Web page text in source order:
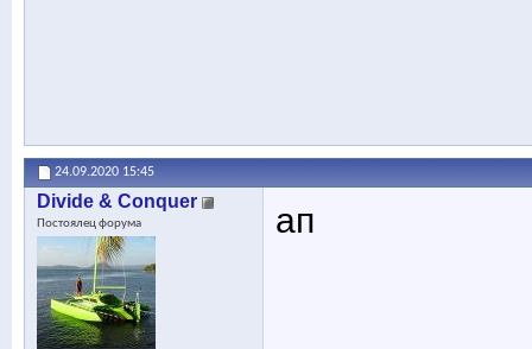
24.09.2020 15:45
Divide & Conquer
Постоялец форума ап